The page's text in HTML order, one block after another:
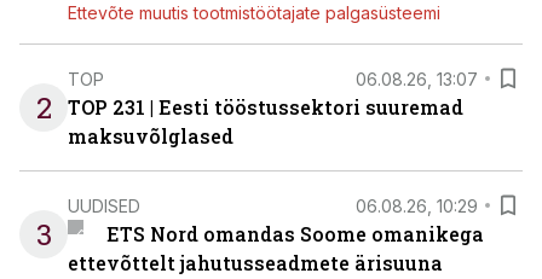
Ettevõte muutis tootmistöötajate palgasüsteemi
2
TOP 06.08.26, 13:07
TOP 231 | Eesti tööstussektori suuremad
maksuvõlglased
3
UUDISED 06.08.26, 10:29
ETS Nord omandas Soome omanikega
ettevõttelt jahutusseadmete ärisuuna